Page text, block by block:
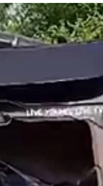
नेता समेत 3 लोगों की सड़क दुर्घटना में मौत,